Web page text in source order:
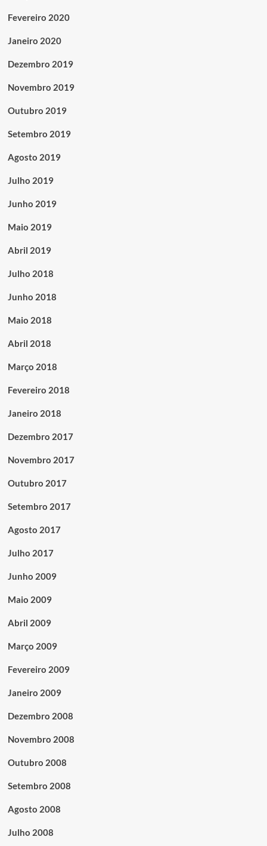
Fevereiro 2020
Janeiro 2020
Dezembro 2019
Novembro 2019
Outubro 2019
Setembro 2019
Agosto 2019
Julho 2019
Junho 2019
Maio 2019
Abril 2019
Julho 2018
Junho 2018
Maio 2018
Abril 2018
Março 2018
Fevereiro 2018
Janeiro 2018
Dezembro 2017
Novembro 2017
Outubro 2017
Setembro 2017
Agosto 2017
Julho 2017
Junho 2009
Maio 2009
Abril 2009
Março 2009
Fevereiro 2009
Janeiro 2009
Dezembro 2008
Novembro 2008
Outubro 2008
Setembro 2008
Agosto 2008
Julho 2008